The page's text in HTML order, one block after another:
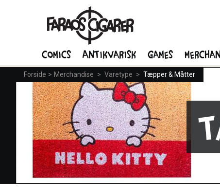
Forside > Merchandise > Varetype > Tæpper & Måtter
Comics Antikvarisk Games